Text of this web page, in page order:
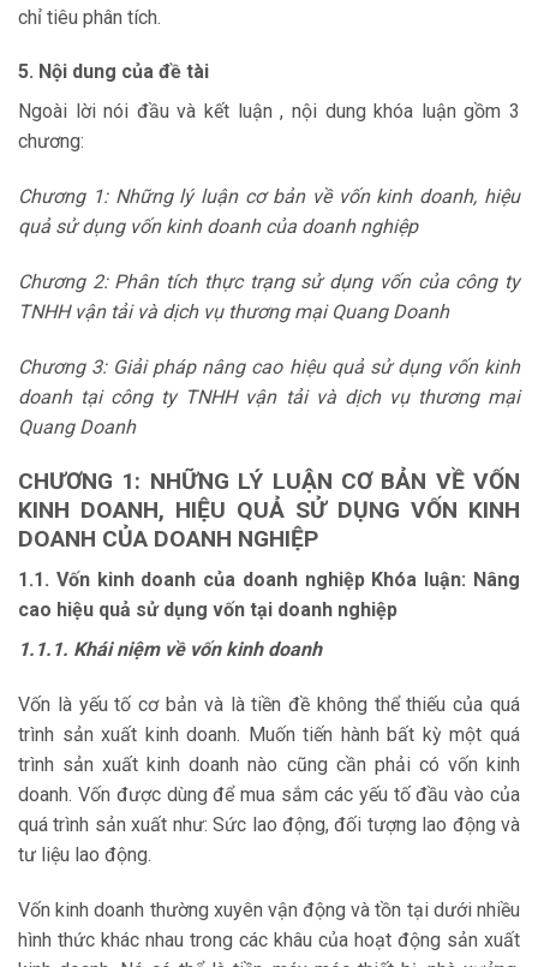
chỉ tiêu phân tích.
5. Nội dung của đề tài
Ngoài lời nói đầu và kết luận , nội dung khóa luận gồm 3
chương:
Chương 1: Những lý luận cơ bản về vốn kinh doanh, hiệu
quả sử dụng vốn kinh doanh của doanh nghiệp
Chương 2: Phân tích thực trạng sử dụng vốn của công ty
TNHH vận tải và dịch vụ thương mại Quang Doanh
Chương 3: Giải pháp nâng cao hiệu quả sử dụng vốn kinh
doanh tại công ty TNHH vận tải và dịch vụ thương mại
Quang Doanh
CHƯƠNG 1: NHỮNG LÝ LUẬN CƠ BẢN VỀ VỐN
KINH DOANH, HIỆU QUẢ SỬ DỤNG VỐN KINH
DOANH CỦA DOANH NGHIỆP
1.1. Vốn kinh doanh của doanh nghiệp Khóa luận: Nâng
cao hiệu quả sử dụng vốn tại doanh nghiệp
1.1.1. Khái niệm về vốn kinh doanh
Vốn là yếu tố cơ bản và là tiền đề không thể thiếu của quá
trình sản xuất kinh doanh. Muốn tiến hành bất kỳ một quá
trình sản xuất kinh doanh nào cũng cần phải có vốn kinh
doanh. Vốn được dùng để mua sắm các yếu tố đầu vào của
quá trình sản xuất như: Sức lao động, đối tượng lao động và
tư liệu lao động.
Vốn kinh doanh thường xuyên vận động và tồn tại dưới nhiều
hình thức khác nhau trong các khâu của hoạt động sản xuất